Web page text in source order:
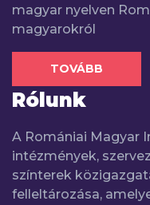
magyar nyelven
magyarokról
TOVÁBB
Rólunk
A Romániai Magyar
intézmények,
színterek
felleltározása,